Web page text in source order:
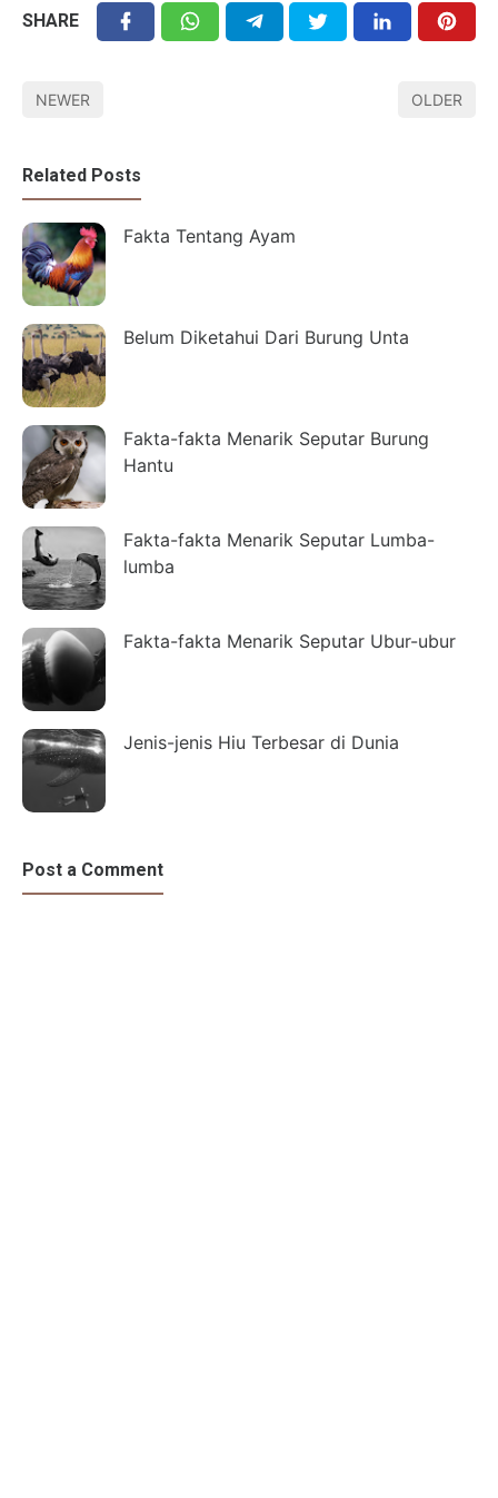
SHARE
NEWER OLDER
Related Posts
Fakta Tentang Ayam
Belum Diketahui Dari Burung Unta
Fakta-fakta Menarik Seputar Burung
Hantu
Fakta-fakta Menarik Seputar Lumba-
lumba
Fakta-fakta Menarik Seputar Ubur-ubur
Jenis-jenis Hiu Terbesar di Dunia
Post a Comment